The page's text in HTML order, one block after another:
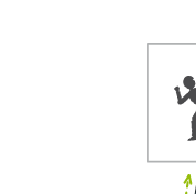
Maîtriser
formation et
avec un
la
de la